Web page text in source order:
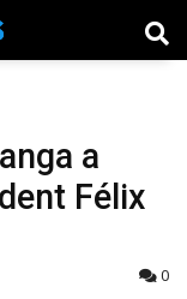
a
Félix
0